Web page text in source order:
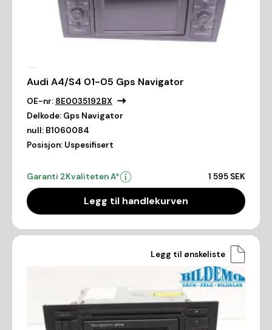
Audi A4/S4 01-05 Gps Navigator
OE-nr: 8E0035192BX
Delkode: Gps Navigator
null: B1060084
Posisjon: Uspesifisert
Garanti 2Kvaliteten A* 1 595 SEK
Legg til handlekurven
Legg til ønskeliste